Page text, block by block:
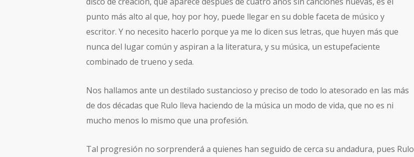
punto más alto al que, hoy por hoy, puede llegar en su doble faceta de músico y
escritor. Y no necesito hacerlo porque ya me lo dicen sus letras, que huyen más que
nunca del lugar común y aspiran a la literatura, y su música, un estupefaciente
combinado de trueno y seda.
Nos hallamos ante un destilado sustancioso y preciso de todo lo atesorado en las más
de dos décadas que Rulo lleva haciendo de la música un modo de vida, que no es ni
mucho menos lo mismo que una profesión.
Tal progresión no sorprenderá a quienes han seguido de cerca su andadura, pues Rulo